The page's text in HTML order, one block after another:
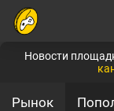
Новости
Рынок